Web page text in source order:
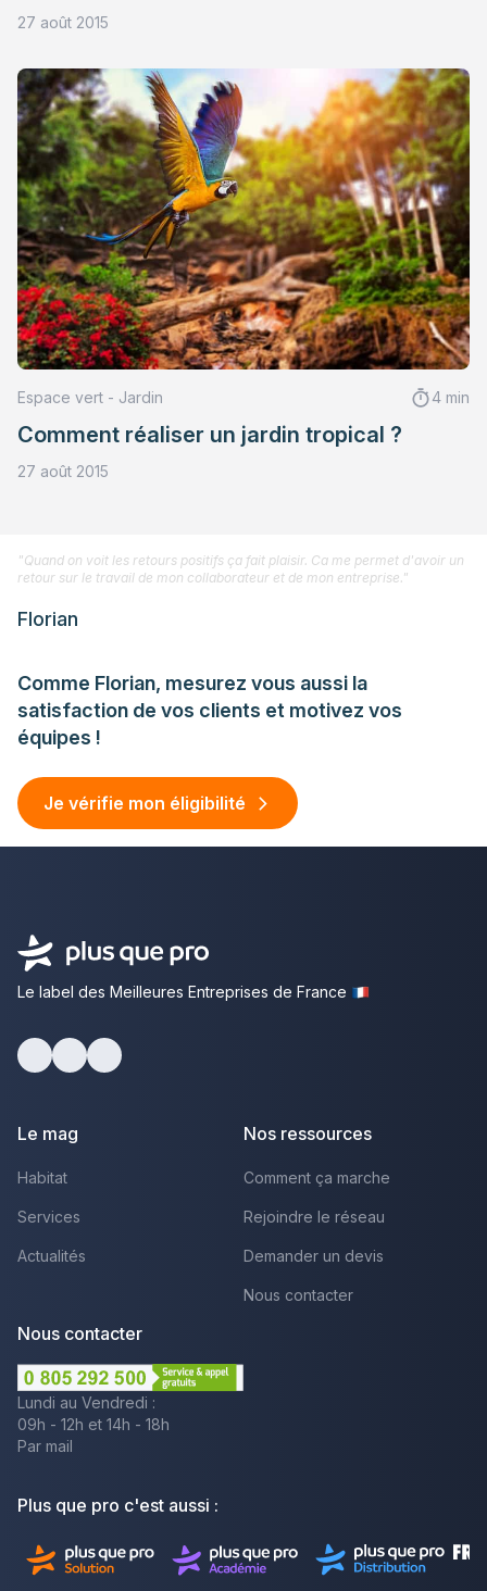
27 août 2015
Espace vert - Jardin 4 min
Comment réaliser un jardin tropical ?
27 août 2015
Comme Florian, mesurez vous aussi la
satisfaction de vos clients et motivez vos
équipes !
Je vérifie mon éligibilité
"Quand on voit les retours positifs ça fait plaisir. Ca me permet d'avoir un
retour sur le travail de mon collaborateur et de mon entreprise."
Florian
Le label des Meilleures Entreprises de France
Le mag
Habitat
Services
Actualités
Nos ressources
Comment ça marche
Rejoindre le réseau
Demander un devis
Nous contacter
Nous contacter
Lundi au Vendredi :
09h - 12h et 14h - 18h
Par mail
Plus que pro c'est aussi :